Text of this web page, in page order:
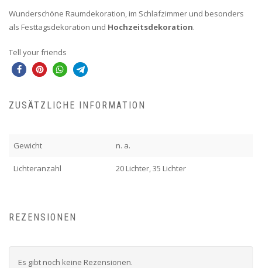
Wunderschöne Raumdekoration, im Schlafzimmer und besonders
als Festtagsdekoration und Hochzeitsdekoration.
Tell your friends
ZUSÄTZLICHE INFORMATION
Gewicht n. a.
Lichteranzahl 20 Lichter, 35 Lichter
REZENSIONEN
Es gibt noch keine Rezensionen.